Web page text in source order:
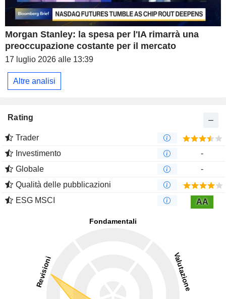
Morgan Stanley: la spesa per l'IA rimarrà una
preoccupazione costante per il mercato
17 luglio 2026 alle 13:39
Altre analisi
Rating
Trader
Investimento
-
Globale
-
Qualità delle pubblicazioni
ESG MSCI
AA